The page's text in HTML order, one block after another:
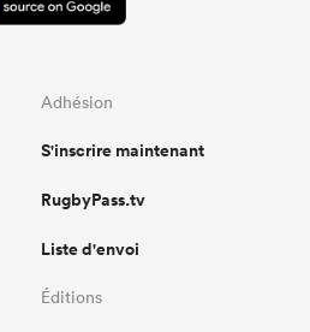
Adhésion
S'inscrire maintenant
RugbyPass.tv
Liste d'envoi
Éditions